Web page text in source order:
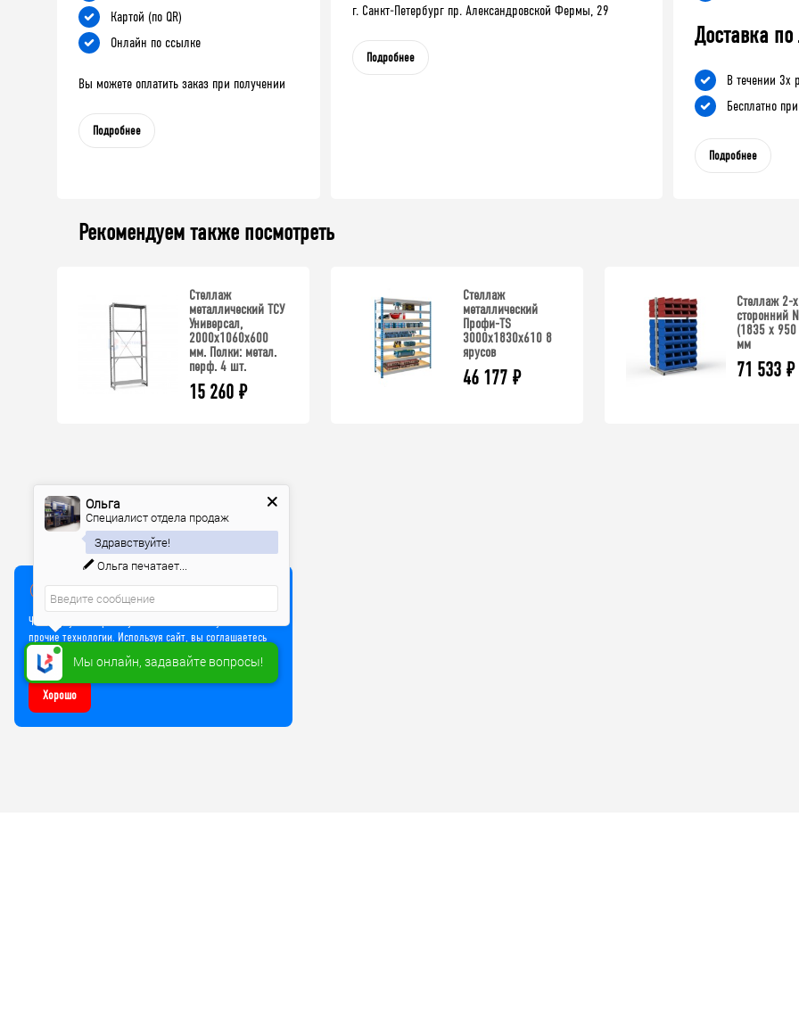
Картой (по QR)
Онлайн по ссылке
Вы можете оплатить заказ при получении
Подробнее
г. Санкт-Петербург пр. Александровской Фермы, 29
Подробнее
Доставка
В течении 3х
Бесплатно
Подробнее
Рекомендуем также посмотреть
Стеллаж
металлический ТСУ
Универсал,
2000x1060x600
мм. Полки: метал.
перф. 4 шт.
15 260 ₽
Стеллаж
металлический
Профи-TS
3000х1830х610 8
ярусов
46 177 ₽
Стеллаж 2-х
сторонний
(1835 х
мм
71 533 ₽
Мы используем куки
Чтобы улучшить работу сайта, мы используем Cookie и
прочие технологии. Используя сайт, вы соглашаетесь
на обработку файлов Cookie
Хорошо
Мы онлайн, задавайте вопросы!
Ольга
Специалист отдела продаж
Здравствуйте!
Ольга печатает...